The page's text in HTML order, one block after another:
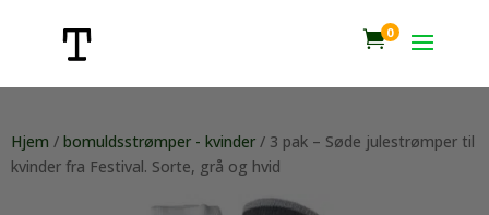
0
Hjem / bomuldsstrømper - kvinder / 3 pak – Søde julestrømper til
kvinder fra Festival. Sorte, grå og hvid